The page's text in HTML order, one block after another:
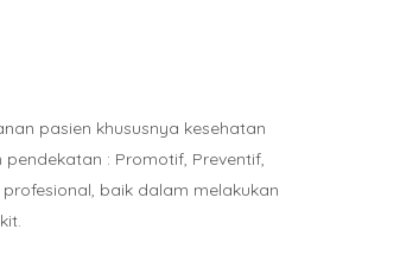
pasien khususnya kesehatan
: Promotif, Preventif,
baik dalam melakukan